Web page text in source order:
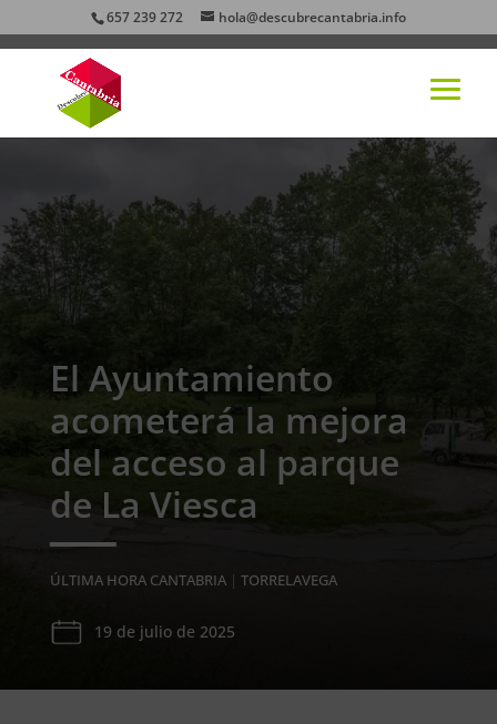
657 239 272 hola@descubrecantabria.info
El Ayuntamiento
acometerá la mejora
del acceso al parque
de La Viesca
ÚLTIMA HORA CANTABRIA| TORRELAVEGA
19 de julio de 2025